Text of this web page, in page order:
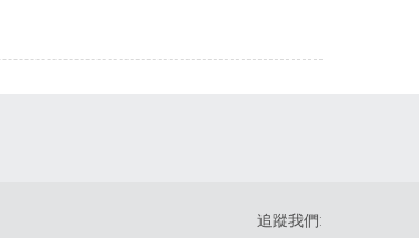
追蹤我們: